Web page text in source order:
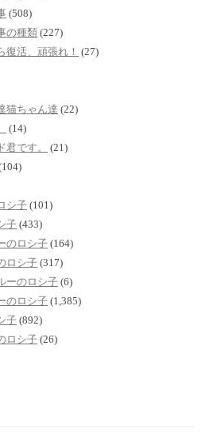
(508)
の種類 (227)
復活、頑張れ！ (27)
猫ちゃん達 (22)
(14)
です。
(21)
シ子 (101)
子 (433)
のロシ子 (164)
ロシ子 (317)
ーのロシ子 (6)
のロシ子 (1,385)
子 (892)
ロシ子 (26)